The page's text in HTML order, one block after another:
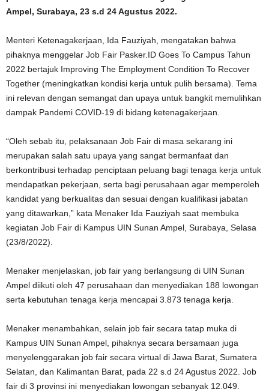
Ampel, Surabaya, 23 s.d 24 Agustus 2022.
Menteri Ketenagakerjaan, Ida Fauziyah, mengatakan bahwa
pihaknya menggelar Job Fair Pasker.ID Goes To Campus Tahun
2022 bertajuk Improving The Employment Condition To Recover
Together (meningkatkan kondisi kerja untuk pulih bersama). Tema
ini relevan dengan semangat dan upaya untuk bangkit memulihkan
dampak Pandemi COVID-19 di bidang ketenagakerjaan.
“Oleh sebab itu, pelaksanaan Job Fair di masa sekarang ini
merupakan salah satu upaya yang sangat bermanfaat dan
berkontribusi terhadap penciptaan peluang bagi tenaga kerja untuk
mendapatkan pekerjaan, serta bagi perusahaan agar memperoleh
kandidat yang berkualitas dan sesuai dengan kualifikasi jabatan
yang ditawarkan,” kata Menaker Ida Fauziyah saat membuka
kegiatan Job Fair di Kampus UIN Sunan Ampel, Surabaya, Selasa
(23/8/2022).
Menaker menjelaskan, job fair yang berlangsung di UIN Sunan
Ampel diikuti oleh 47 perusahaan dan menyediakan 188 lowongan
serta kebutuhan tenaga kerja mencapai 3.873 tenaga kerja.
Menaker menambahkan, selain job fair secara tatap muka di
Kampus UIN Sunan Ampel, pihaknya secara bersamaan juga
menyelenggarakan job fair secara virtual di Jawa Barat, Sumatera
Selatan, dan Kalimantan Barat, pada 22 s.d 24 Agustus 2022. Job
fair di 3 provinsi ini menyediakan lowongan sebanyak 12.049.